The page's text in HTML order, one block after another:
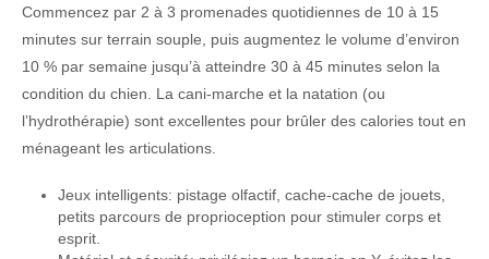
Commencez par 2 à 3 promenades quotidiennes de 10 à 15
minutes sur terrain souple, puis augmentez le volume d’environ
10 % par semaine jusqu’à atteindre 30 à 45 minutes selon la
condition du chien. La cani-marche et la natation (ou
l’hydrothérapie) sont excellentes pour brûler des calories tout en
ménageant les articulations.
Jeux intelligents: pistage olfactif, cache-cache de jouets,
petits parcours de proprioception pour stimuler corps et
esprit.